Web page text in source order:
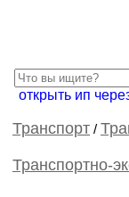
открыть ип
Транспорт /
Транспортно-